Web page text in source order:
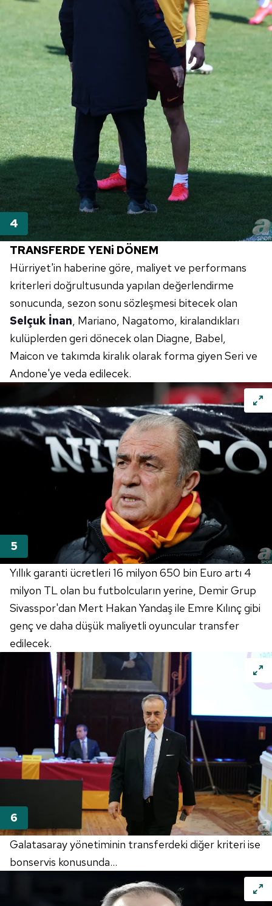
Sitemizde kendimize ve üçüncü kişilere ait çerezler
kullanılmaktadır. Bu çerezler vasıtasıyla çeşitli kişisel
verileriniz işlenmekte olup gerekli olan çerezler bilgi
toplumu hizmetlerinin sunulması amacıyla
kullanılmaktadır. Diğer çerezler, sitemizin daha işlevsel
kılınması ve kişiselleştirilmesi ve sizlere yönelik
reklam/pazarlama faaliyetlerinin yapılması, amaçlarıyla
sınırlı olarak açık rızanız dahilinde kullanılacaktır.
Çerezlere ilişkin tercihlerinizi aşağıda yer alan panel
vasıtasıyla belirleyebilirsiniz. Çerezlere ilişkin detaylı bilgi
için Ayarlar butonuna tıklayabilir,Çerez Bilgilendirme
Metnimizi
ziyaret edebilirsiniz.
6698 sayılı Kişisel Verilerin Korunması Kanunu uyarınca
hazırlanmış Aydınlatma Metnimizi okumak ve sitemizde
ilgili mevzuata uygun olarak kullanılan çerezlerle ilgili bilgi
TRANSFERDE YENi DÖNEM
Hürriyet'in haberine göre, maliyet ve performans
kriterleri doğrultusunda yapılan değerlendirme
sonucunda, sezon sonu sözleşmesi bitecek olan
Selçuk İnan, Mariano, Nagatomo, kiralandıkları
kulüplerden geri dönecek olan Diagne, Babel,
Maicon ve takımda kiralık olarak forma giyen Seri ve
Andone'ye veda edilecek.
Yıllık garanti ücretleri 16 milyon 650 bin Euro artı 4
milyon TL olan bu futbolcuların yerine, Demir Grup
Sivasspor'dan Mert Hakan Yandaş ile Emre Kılınç gibi
genç ve daha düşük maliyetli oyuncular transfer
edilecek.
Galatasaray yönetiminin transferdeki diğer kriteri ise
bonservis konusunda...